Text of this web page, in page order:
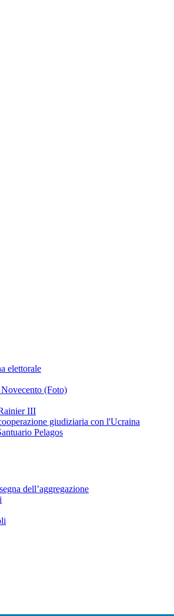
elettorale
(Foto)
III
giudiziaria con l'Ucraina
Pelagos
dell’aggregazione